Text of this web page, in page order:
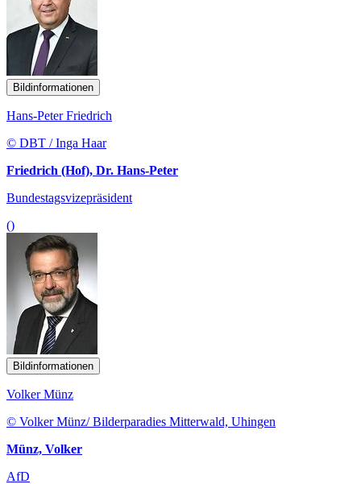
Bildinformationen
Hans-Peter Friedrich
© DBT / Inga Haar
Friedrich (Hof), Dr. Hans-Peter
Bundestagsvizepräsident
()
Bildinformationen
Volker Münz
© Volker Münz/ Bilderparadies Mitterwald, Uhingen
Münz, Volker
AfD